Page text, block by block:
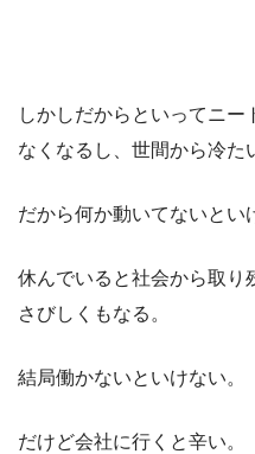
しかしだからといってニ
なくなるし、世間から冷た
だから何か動いてないとい
休んでいると社会から取り
さびしくもなる。
結局働かないといけない。
だけど会社に行くと辛い。